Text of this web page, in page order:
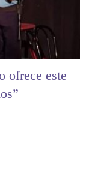
ofrece este